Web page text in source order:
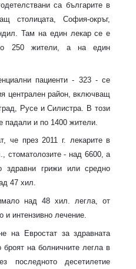
са българите в
столицата, София-окръг,
Там на един лекар се е
250 жители, а на един
пациенти - 323 - се
централен район, включващ
Русе и Силистра. В този
падали и по 1400 жители.
че през 2011 г. лекарите в
стоматолозите - над 6600, а
здравни грижи или средно
47 хил.
над 48 хил. легла, от
и интензивно лечение.
на Евростат за здравната
броят на болничните легла в
десетилетие